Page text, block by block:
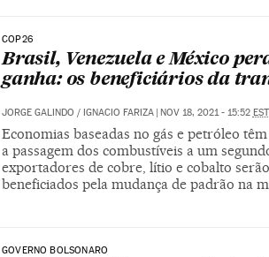
COP26
Brasil, Venezuela e México
ganha: os beneficiários da
JORGE GALINDO / IGNACIO FARIZA NOV 18, 2021 - 15:52 EST
Economias baseadas no gás e petróleo
a passagem dos combustíveis a um
exportadores de cobre, lítio e cobalto
beneficiados pela mudança de padrão na
GOVERNO BOLSONARO